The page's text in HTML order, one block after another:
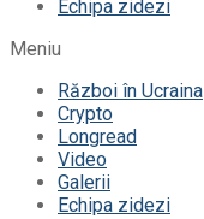
Echipa zidezi
Meniu
Război în Ucraina
Crypto
Longread
Video
Galerii
Echipa zidezi